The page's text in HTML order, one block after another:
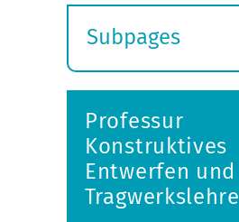
Subpages
submenu
Professur
Konstruktives
Entwerfen und
Tragwerkslehre